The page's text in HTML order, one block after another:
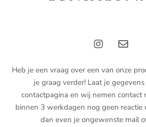
Heb je een vraag over een van onze
je graag verder! Laat je
contactpagina en wij nemen contact
binnen 3 werkdagen nog geen reactie
dan even je ongewenste mail